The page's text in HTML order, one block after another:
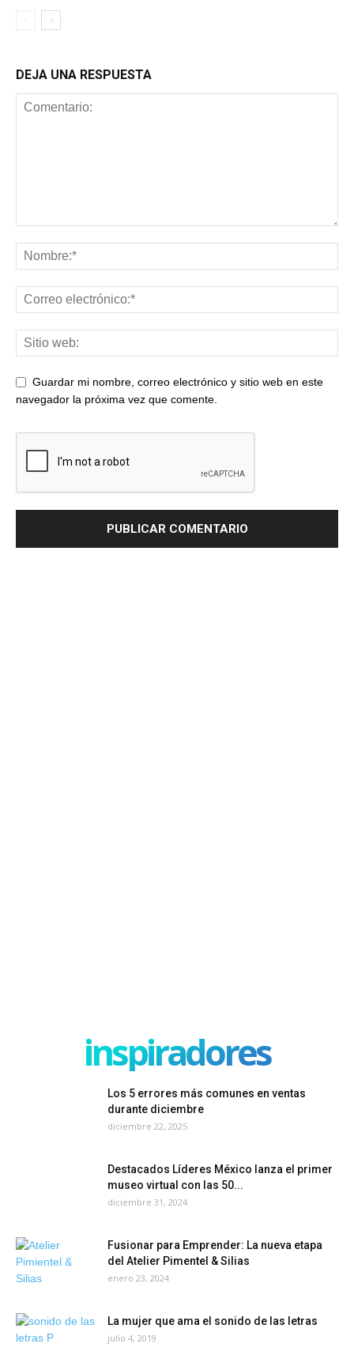
DEJA UNA RESPUESTA
Guardar mi nombre, correo electrónico y sitio web en este
navegador la próxima vez que comente.
inspiradores
Los 5 errores más comunes en ventas
durante diciembre
diciembre 22, 2025
Destacados Líderes México lanza el primer
museo virtual con las 50...
diciembre 31, 2024
Fusionar para Emprender: La nueva etapa
del Atelier Pimentel & Silias
enero 23, 2024
La mujer que ama el sonido de las letras
julio 4, 2019